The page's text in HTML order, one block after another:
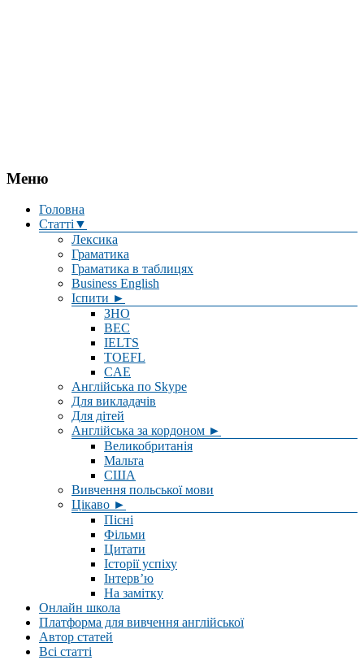
Меню
Головна
Статті▼
Лексика
Граматика
Граматика в таблицях
Business English
Іспити ►
ЗНО
BEC
IELTS
TOEFL
CAE
Англійська по Skype
Для викладачів
Для дітей
Англійська за кордоном ►
Великобританія
Мальта
США
Вивчення польської мови
Цікаво ►
Пісні
Фільми
Цитати
Історії успіху
Інтерв’ю
На замітку
Онлайн школа
Платформа для вивчення англійської
Автор статей
Всі статті